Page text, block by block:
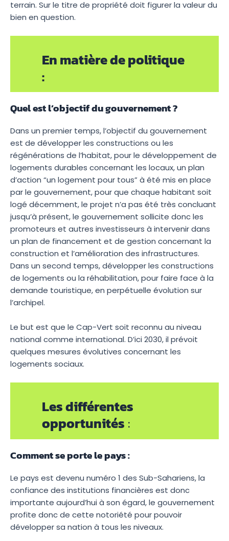
terrain. Sur le titre de propriété doit figurer la valeur du
bien en question.
En matière de politique
:
Quel est l’objectif du gouvernement ?
Dans un premier temps, l’objectif du gouvernement
est de développer les constructions ou les
régénérations de l’habitat, pour le développement de
logements durables concernant les locaux, un plan
d’action “un logement pour tous” à été mis en place
par le gouvernement, pour que chaque habitant soit
logé décemment, le projet n’a pas été très concluant
jusqu’à présent, le gouvernement sollicite donc les
promoteurs et autres investisseurs à intervenir dans
un plan de financement et de gestion concernant la
construction et l’amélioration des infrastructures.
Dans un second temps, développer les constructions
de logements ou la réhabilitation, pour faire face à la
demande touristique, en perpétuelle évolution sur
l’archipel.
Le but est que le Cap-Vert soit reconnu au niveau
national comme international. D’ici 2030, il prévoit
quelques mesures évolutives concernant les
logements sociaux.
Les différentes
opportunités :
Comment se porte le pays :
Le pays est devenu numéro 1 des Sub-Sahariens, la
confiance des institutions financières est donc
importante aujourd’hui à son égard, le gouvernement
profite donc de cette notoriété pour pouvoir
développer sa nation à tous les niveaux.